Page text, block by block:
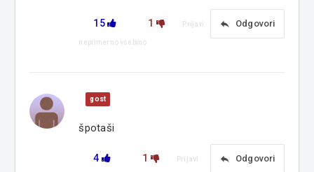
15 1 reply Odgovori
Prijavi
neprimerno vsebino
gost
špotaši
4 1 reply Odgovori
Prijavi